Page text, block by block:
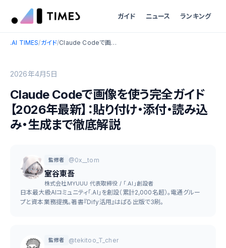
ガイド ニュース ランキング
.AI TIMES/ガイド/ Claude Codeで画像を使う完全ガイド【2026年最新】：貼り付け・添付・読み込み・生成まで徹底解説
2026年4月5日
Claude Codeで画像を使う完全ガイド
【2026年最新】：貼り付け・添付・読み込
み・生成まで徹底解説
監修者 @0x__tom
室谷東吾
株式会社MYUUU 代表取締役 / 「.AI」創設者
日本最大級AIコミュニティ「.AI」を創設（累計2,000名超）。電通グルー
プと資本業務提携。著書『Dify活用』はぱる出版で3刷。
監修者 @tekitoo_T_cher